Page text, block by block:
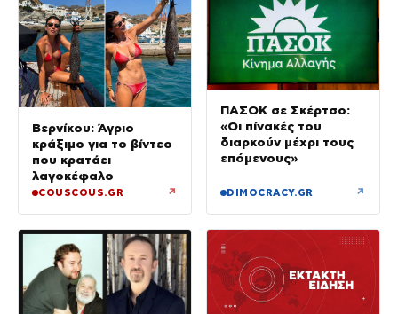
Βερνίκου: Άγριο
κράξιμο για το βίντεο
που κρατάει
λαγοκέφαλο
COUSCOUS.GR ↗
ΠΑΣΟΚ σε Σκέρτσο:
«Οι πίνακές του
διαρκούν μέχρι τους
επόμενους»
DIMOCRACY.GR ↗